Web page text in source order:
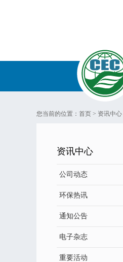
您当前的位置： 首页 > 资讯中心
资讯中心
公司动态
环保热讯
通知公告
电子杂志
重要活动